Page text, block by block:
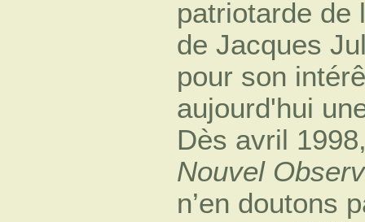
patriotarde de
de Jacques
pour son
aujourd'hui
Dès avril
Nouvel
n’en doutons